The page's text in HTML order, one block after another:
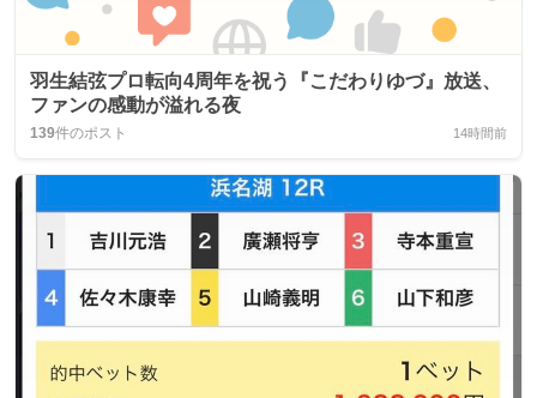
羽生結弦プロ転向4周年を祝う『こだわりゆづ』放送、
ファンの感動が溢れる夜
139件のポスト 14時間前